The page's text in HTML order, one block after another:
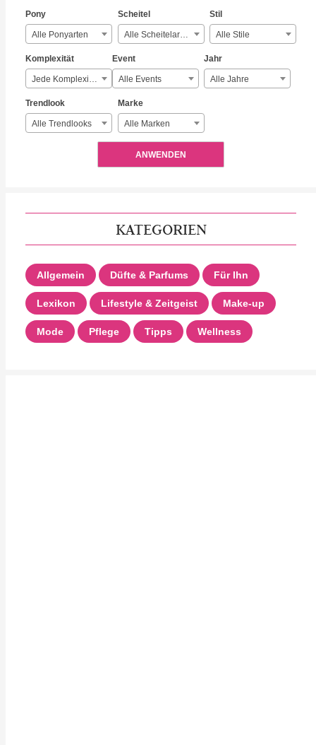
Pony
Alle Ponyarten
Scheitel
Alle Scheitelarten
Stil
Alle Stile
Komplexität
Jede Komplexität
Event
Alle Events
Jahr
Alle Jahre
Trendlook
Alle Trendlooks
Marke
Alle Marken
ANWENDEN
KATEGORIEN
Allgemein Düfte & Parfums Für Ihn
Lexikon Lifestyle & Zeitgeist Make-up
Mode Pflege Tipps Wellness